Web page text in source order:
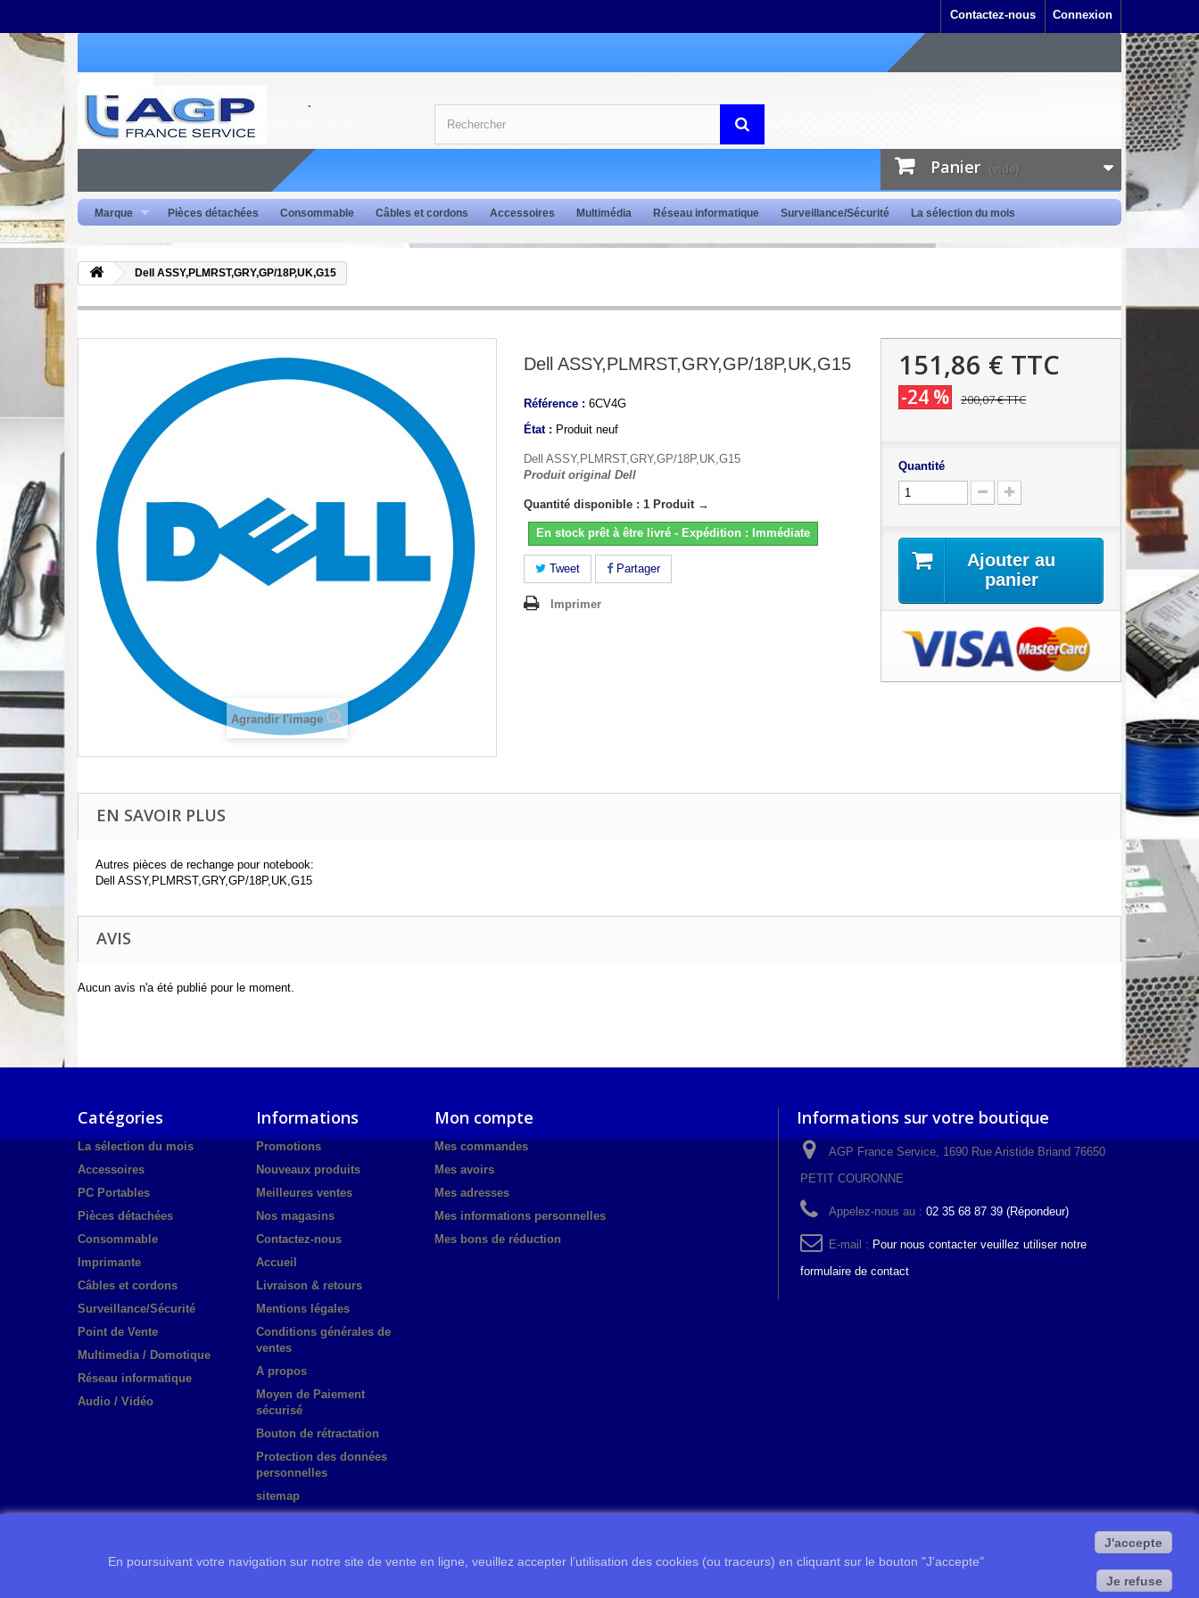
Connexion
Contactez-nous
Panier (vide)
Marque Pièces détachées Consommable Câbles et cordons Accessoires Multimédia Réseau informatique Surveillance/Sécurité La sélection du mois
Dell ASSY,PLMRST,GRY,GP/18P,UK,G15
Agrandir l'image
Dell ASSY,PLMRST,GRY,GP/18P,UK,G15
Référence : 6CV4G
État : Produit neuf
Dell ASSY,PLMRST,GRY,GP/18P,UK,G15
Produit original Dell
Quantité disponible : 1 Produit →
En stock prêt à être livré - Expédition : Immédiate
Tweet Partager
Imprimer
151,86 € TTC
-24 % 200,07 €TTC
Quantité
Ajouter au
panier
EN SAVOIR PLUS
Autres pièces de rechange pour notebook:
Dell ASSY,PLMRST,GRY,GP/18P,UK,G15
AVIS
Aucun avis n'a été publié pour le moment.
Catégories
La sélection du mois
Accessoires
PC Portables
Pièces détachées
Consommable
Imprimante
Câbles et cordons
Surveillance/Sécurité
Point de Vente
Multimedia / Domotique
Réseau informatique
Audio / Vidéo
Informations
Promotions
Nouveaux produits
Meilleures ventes
Nos magasins
Contactez-nous
Accueil
Livraison & retours
Mentions légales
Conditions générales de
ventes
A propos
Moyen de Paiement
sécurisé
Bouton de rétractation
Protection des données
personnelles
sitemap
Mon compte
Mes commandes
Mes avoirs
Mes adresses
Mes informations personnelles
Mes bons de réduction
Informations sur votre boutique
AGP France Service, 1690 Rue Aristide Briand 76650
PETIT COURONNE
Appelez-nous au : 02 35 68 87 39 (Répondeur)
E-mail : Pour nous contacter veuillez utiliser notre
formulaire de contact
En poursuivant votre navigation sur notre site de vente en ligne, veuillez accepter l’utilisation des cookies (ou traceurs) en cliquant sur le bouton "J'accepte"
J'accepte
Je refuse